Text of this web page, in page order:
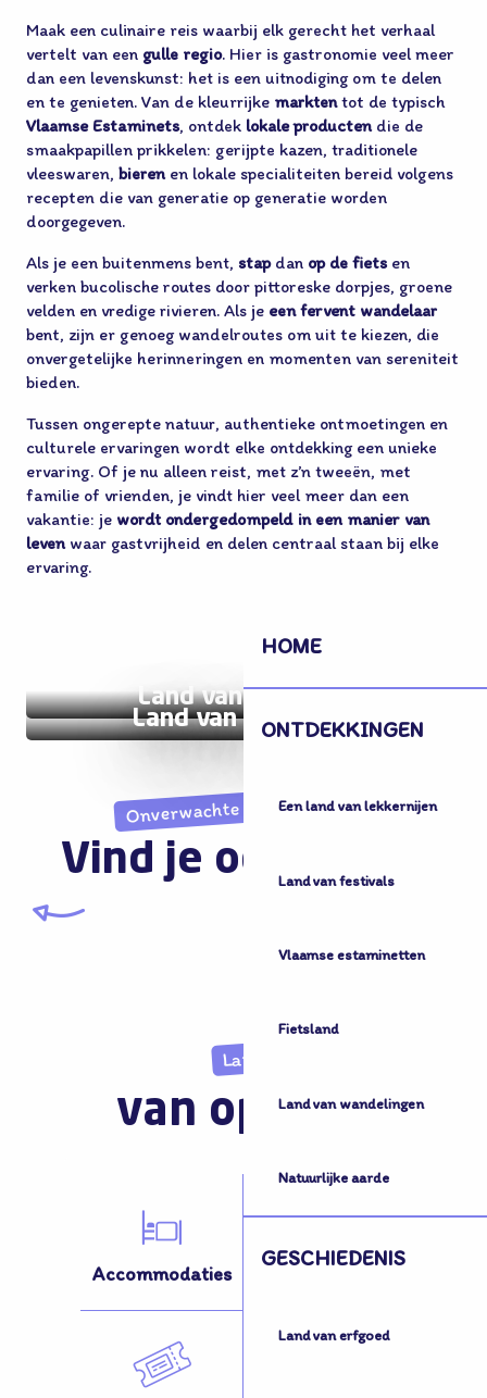
HOME
ONTDEKKINGEN
Een land van lekkernijen
Land van festivals
Vlaamse estaminetten
Fietsland
Land van wandelingen
Natuurlijke aarde
GESCHIEDENIS
Land van erfgoed
Maak een culinaire reis waarbij elk gerecht het verhaal
vertelt van een gulle regio. Hier is gastronomie veel meer
dan een levenskunst: het is een uitnodiging om te delen
en te genieten. Van de kleurrijke marktentot de typisch
Vlaamse Estaminets, ontdek lokale productendie de
smaakpapillen prikkelen: gerijpte kazen, traditionele
vleeswaren, bierenen lokale specialiteiten bereid volgens
recepten die van generatie op generatie worden
doorgegeven.
Als je een buitenmens bent, stapdan op de fietsen
verken bucolische routes door pittoreske dorpjes, groene
velden en vredige rivieren. Als je een fervent wandelaar
bent, zijn er genoeg wandelroutes om uit te kiezen, die
onvergetelijke herinneringen en momenten van sereniteit
bieden.
Tussen ongerepte natuur, authentieke ontmoetingen en
culturele ervaringen wordt elke ontdekking een unieke
ervaring. Of je nu alleen reist, met z’n tweeën, met
familie of vrienden, je vindt hier veel meer dan een
vakantie: je wordt ondergedompeld in een manier van
levenwaar gastvrijheid en delen centraal staan bij elke
ervaring.
Land van tradities
Land van de natuur
Onverwachte ontdekkingen
Vind je ook leuk...
Land
van opvang
Accommodaties